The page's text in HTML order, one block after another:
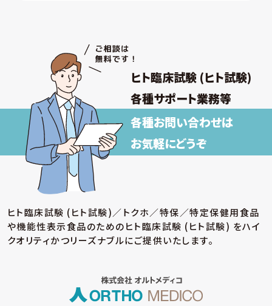
与支払その他の労務管理
③ 福利厚生、教育研修、安全衛生管理
取得した個人情報について上記以外の目的外
利用を行わず、またそのための措置を講じます。
【保有個人データの安全管理のために講じた
措置】
当社では個人情報保護法に基づき、保有個人データ
の安全管理のために、以下の措置を講じています。
(ア) 個人情報保護方針の策定
係法令等の遵守」、「個人情報の取得・利用・提
供」、「個人情報の取得元」、「質問および苦情相
談の窓口」等についての個人情報保護方針を策
取得・入力、利用・加工、保管・保存、移送・送信、
消去・廃棄等の段階ごとに、取扱方法、管理者・
ヒト臨床試験 (ヒト試験)
各種サポート業務等
各種お問い合わせは
お気軽にどうぞ
ヒト臨床試験 (ヒト試験)／トクホ／特保／特定保健用食品
や機能性表示食品のためのヒト臨床試験 (ヒト試験) をハイ
クオリティかつリーズナブルにご提供いたします。